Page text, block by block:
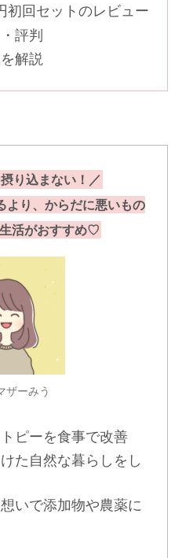
初回セットのレビュー
評判
解説
り込まない！／
より、からだに悪いもの
活がおすすめ♡
ザーみう
ピーを食事で改善
た自然な暮らしをし
いで添加物や農薬に